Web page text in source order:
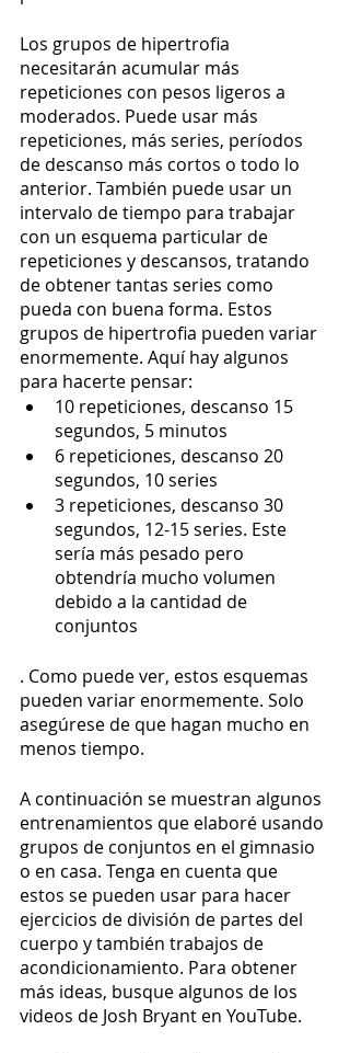
Los grupos de hipertrofia
necesitarán acumular más
repeticiones con pesos ligeros a
moderados. Puede usar más
repeticiones, más series, períodos
de descanso más cortos o todo lo
anterior. También puede usar un
intervalo de tiempo para trabajar
con un esquema particular de
repeticiones y descansos, tratando
de obtener tantas series como
pueda con buena forma. Estos
grupos de hipertrofia pueden variar
enormemente. Aquí hay algunos
para hacerte pensar:
10 repeticiones, descanso 15
segundos, 5 minutos
6 repeticiones, descanso 20
segundos, 10 series
3 repeticiones, descanso 30
segundos, 12-15 series. Este
sería más pesado pero
obtendría mucho volumen
debido a la cantidad de
conjuntos
. Como puede ver, estos esquemas
pueden variar enormemente. Solo
asegúrese de que hagan mucho en
menos tiempo.
A continuación se muestran algunos
entrenamientos que elaboré usando
grupos de conjuntos en el gimnasio
o en casa. Tenga en cuenta que
estos se pueden usar para hacer
ejercicios de división de partes del
cuerpo y también trabajos de
acondicionamiento. Para obtener
más ideas, busque algunos de los
videos de Josh Bryant en YouTube.